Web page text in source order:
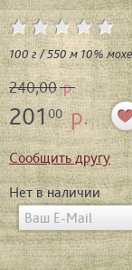
100 г / 550 м 10%
240,00р.
20100 р.
Сообщить другу
Нет в наличии